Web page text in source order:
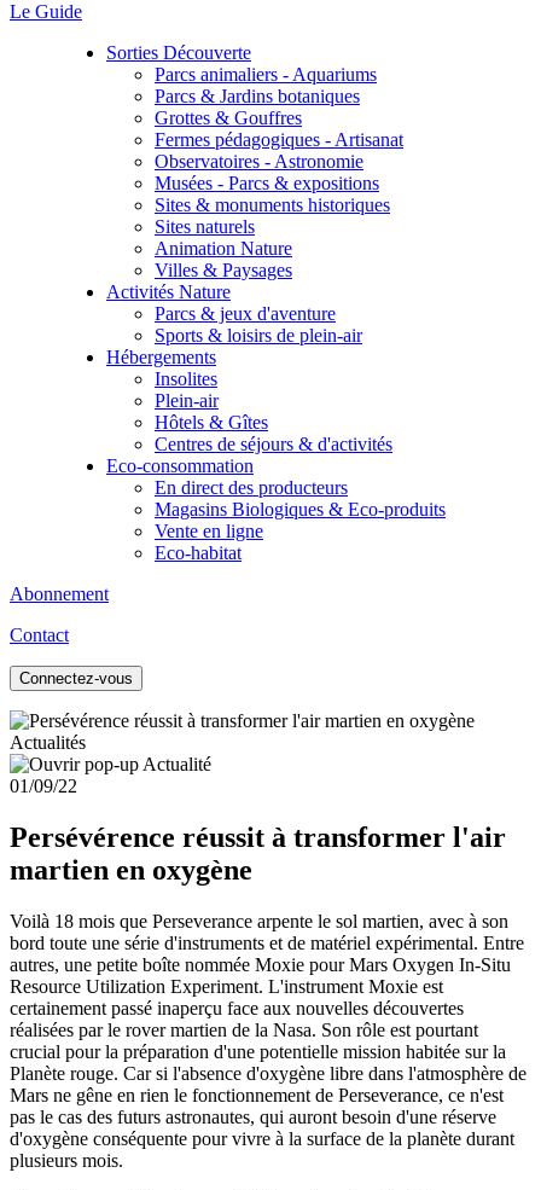
Le Guide
Sorties Découverte
Parcs animaliers - Aquariums
Parcs & Jardins botaniques
Grottes & Gouffres
Fermes pédagogiques - Artisanat
Observatoires - Astronomie
Musées - Parcs & expositions
Sites & monuments historiques
Sites naturels
Animation Nature
Villes & Paysages
Activités Nature
Parcs & jeux d'aventure
Sports & loisirs de plein-air
Hébergements
Insolites
Plein-air
Hôtels & Gîtes
Centres de séjours & d'activités
Eco-consommation
En direct des producteurs
Magasins Biologiques & Eco-produits
Vente en ligne
Eco-habitat
Abonnement
Contact
Connectez-vous
Actualités
01/09/22
Persévérence réussit à transformer l'air
martien en oxygène
Voilà 18 mois que Perseverance arpente le sol martien, avec à son
bord toute une série d'instruments et de matériel expérimental. Entre
autres, une petite boîte nommée Moxie pour Mars Oxygen In-Situ
Resource Utilization Experiment. L'instrument Moxie est
certainement passé inaperçu face aux nouvelles découvertes
réalisées par le rover martien de la Nasa. Son rôle est pourtant
crucial pour la préparation d'une potentielle mission habitée sur la
Planète rouge. Car si l'absence d'oxygène libre dans l'atmosphère de
Mars ne gêne en rien le fonctionnement de Perseverance, ce n'est
pas le cas des futurs astronautes, qui auront besoin d'une réserve
d'oxygène conséquente pour vivre à la surface de la planète durant
plusieurs mois.